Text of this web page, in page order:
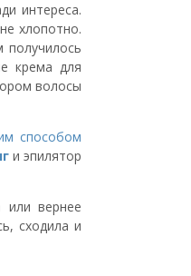
интереса.
хлопотно.
крема для
волосы
способом
и эпилятор
вернее
сходила и